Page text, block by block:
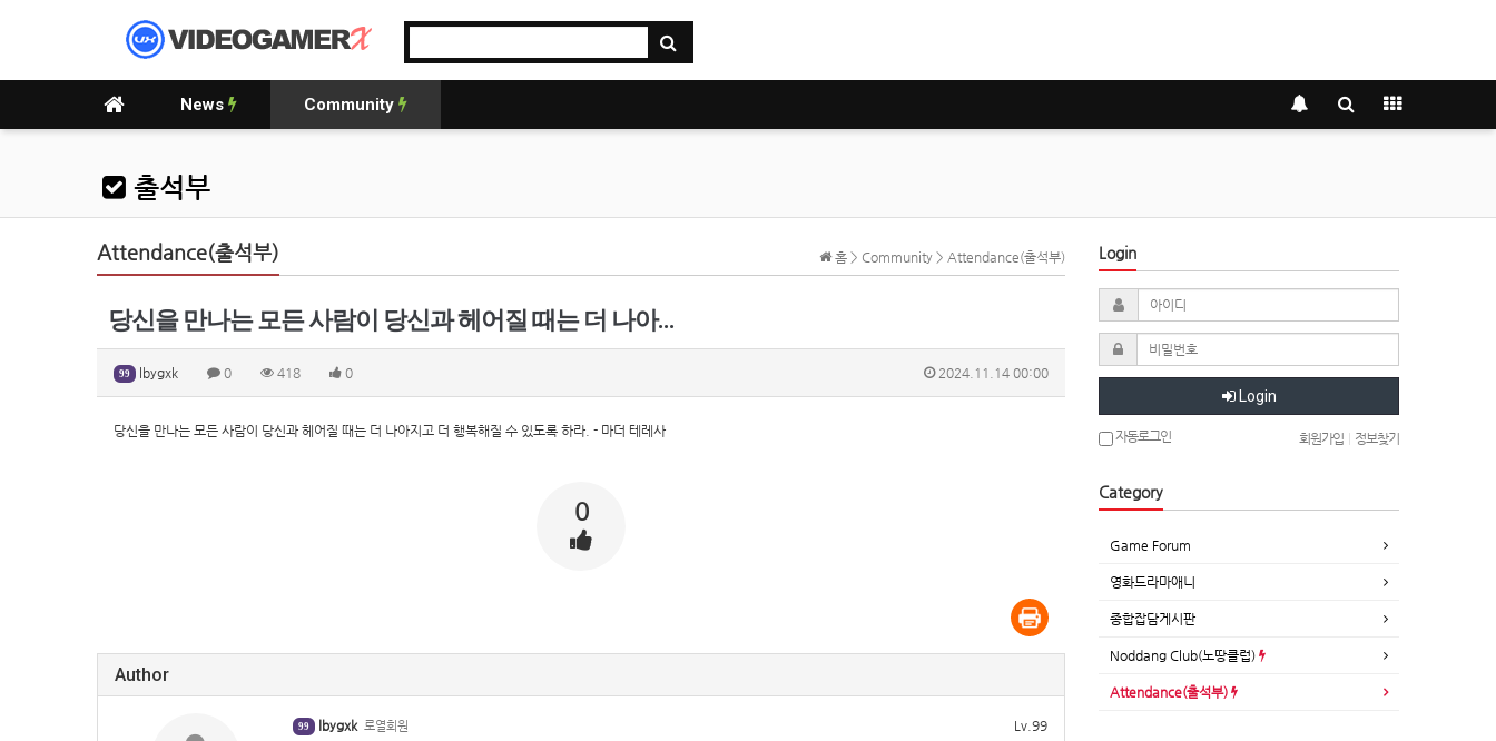
News Community
출석부
홈 > Community > Attendance(출석부)
Attendance(출석부)
당신을 만나는 모든 사람이 당신과 헤어질 때는 더 나아…
99 lbygxk 0 418 0 2024.11.14 00:00
당신을 만나는 모든 사람이 당신과 헤어질 때는 더 나아지고 더 행복해질 수 있도록 하라. - 마더 테레사
0
Author
Lv.99
99 lbygxk 로열회원
Login
Login
자동로그인 회원가입 정보찾기
Category
Game Forum
영화드라마애니
종합잡담게시판
Noddang Club(노땅클럽)
Attendance(출석부)